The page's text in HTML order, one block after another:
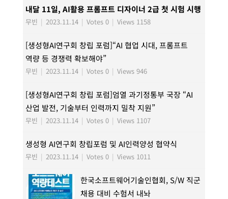
내달 11일, AI활용 프롬프트 디자이너 2급 첫 시험 시행
무빈 | 2023.11.14 | Votes 0 | Views 1158
[생성형AI연구회 창립 포럼]“AI 협업 시대, 프롬프트
역량 등 경쟁력 확보해야”
무빈 | 2023.11.14 | Votes 0 | Views 946
[생성형AI연구회 창립 포럼]엄열 과기정통부 국장 “AI
산업 발전, 기술부터 인력까지 밀착 지원”
무빈 | 2023.11.14 | Votes 0 | Views 1107
생성형 AI연구회 창립포럼 및 AI인력양성 협약식
무빈 | 2023.11.14 | Votes 0 | Views 1011
한국소프트웨어기술인협회, S/W 직군
채용 대비 수험서 내놔